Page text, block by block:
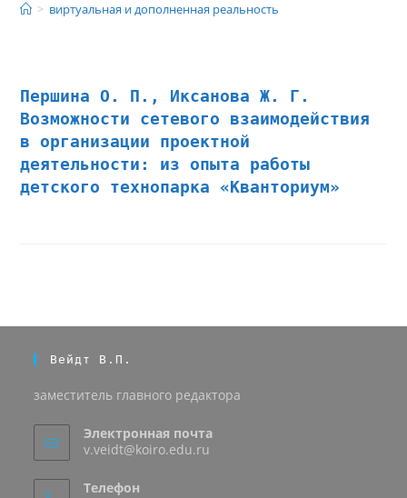
> виртуальная и дополненная реальность
Першина О. П., Иксанова Ж. Г.
Возможности сетевого взаимодействия
в организации проектной
деятельности: из опыта работы
детского технопарка «Кванториум»
Вейдт В.П.
заместитель главного редактора
Электронная почта
v.veidt@koiro.edu.ru
Телефон